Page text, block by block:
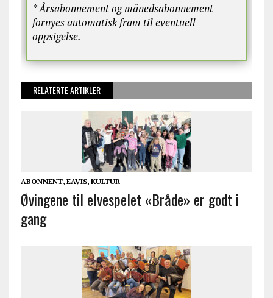
* Årsabonnement og månedsabonnement
fornyes automatisk fram til eventuell
oppsigelse.
RELATERTE ARTIKLER
ABONNENT, EAVIS, KULTUR
Øvingene til elvespelet «Bråde» er godt i
gang